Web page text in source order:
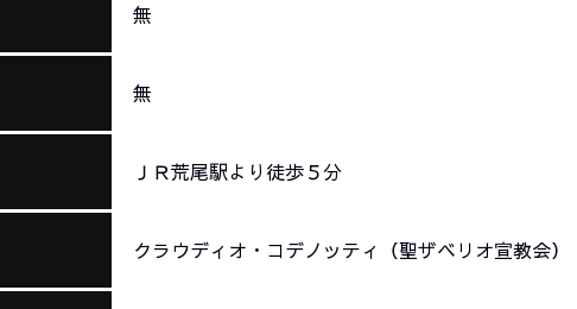
無
無
ＪＲ荒尾駅より徒歩５分
クラウディオ・コデノッティ（聖ザベリオ宣教会）